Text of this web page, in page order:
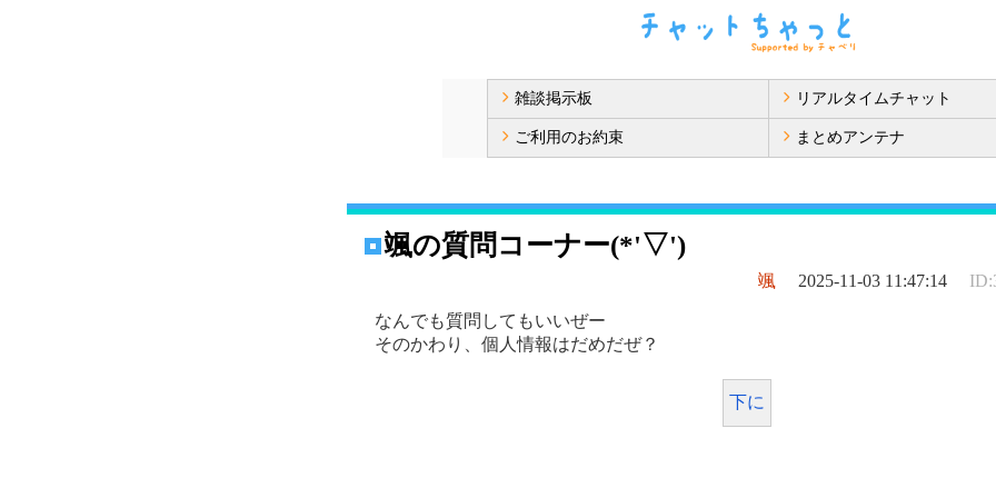
雑談掲示板 リアルタイムチャット
ご利用のお約束 まとめアンテナ
颯の質問コーナー(*'▽')
颯 2025-11-03 11:47:14
なんでも質問してもいいぜー
そのかわり、個人情報はだめだぜ？
下に